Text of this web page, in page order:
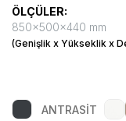
ÖLÇÜLER:
850x500x440 mm
(Genişlik x Yükseklik x
ANTRASİT